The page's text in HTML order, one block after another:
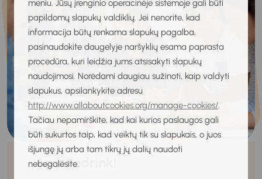
meniu. Jūsų įrenginio operacinėje sistemoje gali būti
papildomų slapukų valdiklių. Jei nenorite, kad
informacija būtų renkama slapukų pagalba,
pasinaudokite daugelyje naršyklių esama paprasta
procedūra, kuri leidžia jums atsisakyti slapukų
naudojimosi. Norėdami daugiau sužinoti, kaip valdyti
slapukus, apsilankykite adresu
http://www.allaboutcookies.org/manage-cookies/.
Tačiau nepamirškite, kad kai kurios paslaugos gali
būti sukurtos taip, kad veiktų tik su slapukais, o juos
išjungę jų arba tam tikrų jų dalių naudoti
nebegalėsite.
Apibendrink!